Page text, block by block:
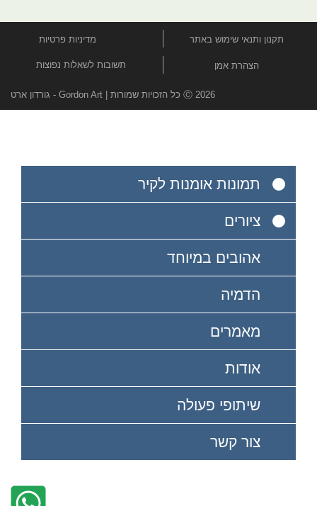
תקנון ותנאי שימוש באתר מדיניות פרטיות
הצהרת אמן תשובות לשאלות נפוצות
Ⓒ 2026 כל הזכויות שמורות | Gordon Art - גורדון ארט
תמונות אומנות לקיר
ציורים
אהובים במיוחד
הדמיה
מאמרים
אודות
שיתופי פעולה
צור קשר